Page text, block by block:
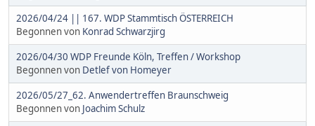
2026/04/24 || 167. WDP Stammtisch ÖSTERREICH
Begonnen von Konrad Schwarzjirg
2026/04/30 WDP Freunde Köln, Treffen / Workshop
Begonnen von Detlef von Homeyer
2026/05/27_62. Anwendertreffen Braunschweig
Begonnen von Joachim Schulz